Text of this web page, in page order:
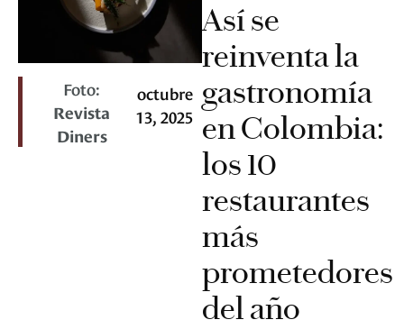
Foto:
Revista
Diners
octubre
13, 2025
Así se
reinventa la
gastronomía
en Colombia:
los 10
restaurantes
más
prometedores
del año